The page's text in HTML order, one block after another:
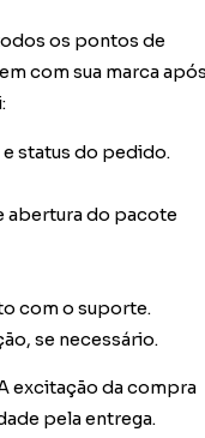
os pontos de
com sua marca
status do pedido.
abertura do pacote
com o suporte.
se necessário.
excitação da compra
pela entrega.